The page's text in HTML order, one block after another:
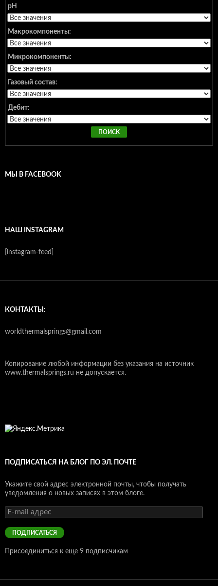
pH
Макрокомпоненты:
Микрокомпоненты:
Газовый состав:
Дебит:
МЫ В FACEBOOK
НАШ INSTAGRAM
[instagram-feed]
КОНТАКТЫ:
worldthermalsprings@gmail.com
Копирование любой информации без указания на источник
www.thermalsprings.ru не допускается.
ПОДПИСАТЬСЯ НА БЛОГ ПО ЭЛ. ПОЧТЕ
Укажите свой адрес электронной почты, чтобы получать
уведомления о новых записях в этом блоге.
E-
mail
адрес
ПОДПИСАТЬСЯ
Присоединиться к еще 9 подписчикам